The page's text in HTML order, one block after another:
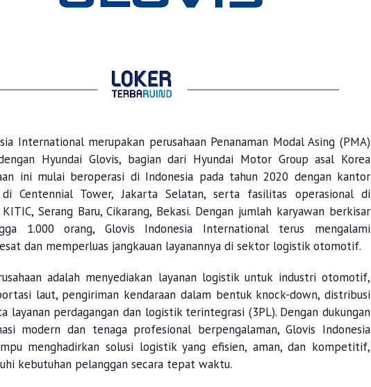
Internationalmerupakan perusahaan Penanaman Modal Asing (PMA)
Hyundai Glovis, bagian dari Hyundai Motor Group asal Korea
ini mulai beroperasi di Indonesia pada tahun 2020 dengan kantor
CentennialTower, Jakarta Selatan, serta fasilitas operasional di
Serang Baru, Cikarang, Bekasi. Dengan jumlah karyawan berkisar
1.000 orang, Glovis Indonesia Internationalterus mengalami
dan memperluas jangkauan layanannya di sektor logistik otomotif.
adalah menyediakan layanan logistik untuk industri otomotif,
laut, pengiriman kendaraan dalam bentuk knock-down, distribusi
layanan perdagangan dan logistik terintegrasi (3PL). Dengan dukungan
modern dan tenaga profesional berpengalaman,Glovis Indonesia
menghadirkan solusi logistik yang efisien, aman, dan kompetitif,
kebutuhan pelanggan secara tepat waktu.